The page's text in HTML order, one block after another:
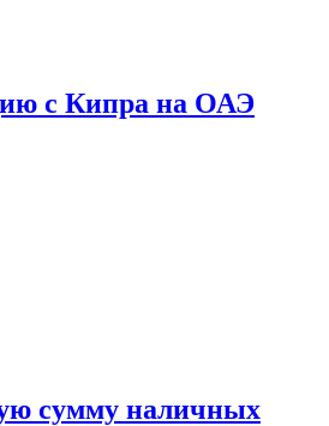
с Кипра на ОАЭ
сумму наличных